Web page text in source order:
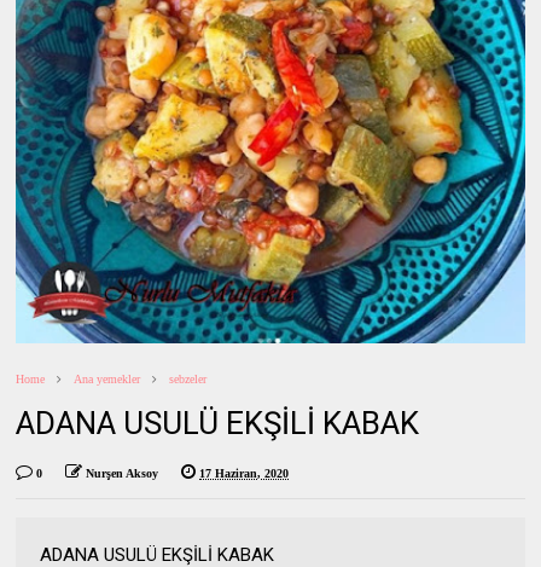
Home Ana yemekler sebzeler
ADANA USULÜ EKŞİLİ KABAK
0 Nurşen Aksoy 17 Haziran, 2020
ADANA USULÜ EKŞİLİ KABAK